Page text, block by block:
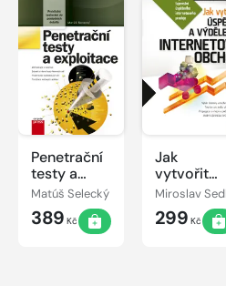
Penetrační
testy a
exploitace
Matúš Selecký
389 Kč
Jak
vytvořit
úspěšný a
výdělečný
internetový
obchod
299 Kč